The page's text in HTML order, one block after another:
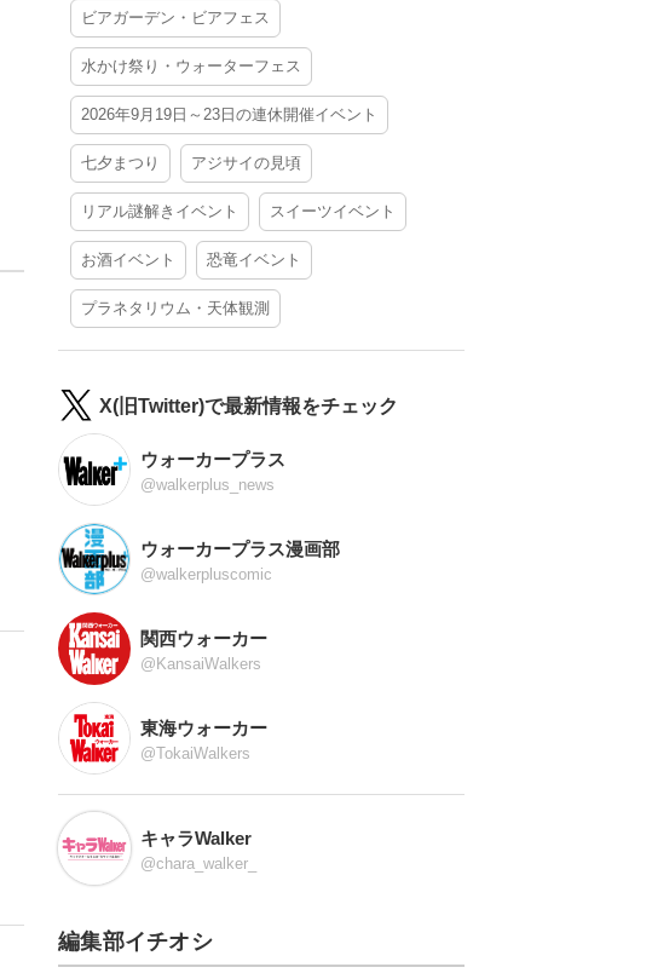
ビアガーデン・ビアフェス
水かけ祭り・ウォーターフェス
2026年9月19日～23日の連休開催イベント
七夕まつり アジサイの見頃
リアル謎解きイベント スイーツイベント
お酒イベント 恐竜イベント
プラネタリウム・天体観測
X(旧Twitter)で最新情報をチェック
ウォーカープラス
@walkerplus_news
ウォーカープラス漫画部
@walkerpluscomic
関西ウォーカー
@KansaiWalkers
東海ウォーカー
@TokaiWalkers
キャラWalker
@chara_walker_
編集部イチオシ